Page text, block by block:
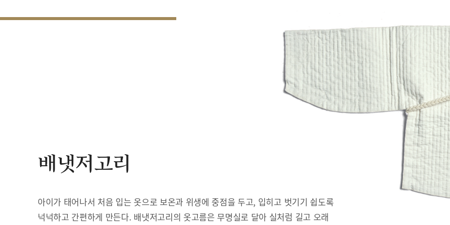
배냇저고리
아이가 태어나서 처음 입는 옷으로 보온과 위생에 중점을 두고, 입히고 벗기기 쉽도록
넉넉하고 간편하게 만든다. 배냇저고리의 옷고름은 무명실로 달아 실처럼 길고 오래